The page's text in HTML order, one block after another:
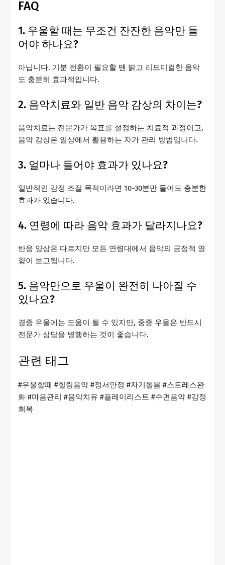
FAQ
1. 우울할 때는 무조건 잔잔한 음악만 들
어야 하나요?
아닙니다. 기분 전환이 필요할 땐 밝고 리드미컬한 음악
도 충분히 효과적입니다.
2. 음악치료와 일반 음악 감상의 차이는?
음악치료는 전문가가 목표를 설정하는 치료적 과정이고,
음악 감상은 일상에서 활용하는 자가 관리 방법입니다.
3. 얼마나 들어야 효과가 있나요?
일반적인 감정 조절 목적이라면 10~30분만 들어도 충분한
효과가 있습니다.
4. 연령에 따라 음악 효과가 달라지나요?
반응 양상은 다르지만 모든 연령대에서 음악의 긍정적 영
향이 보고됩니다.
5. 음악만으로 우울이 완전히 나아질 수
있나요?
경증 우울에는 도움이 될 수 있지만, 중증 우울은 반드시
전문가 상담을 병행하는 것이 좋습니다.
관련 태그
#우울할때 #힐링음악 #정서안정 #자기돌봄 #스트레스완
화 #마음관리 #음악치유 #플레이리스트 #수면음악 #감정
회복